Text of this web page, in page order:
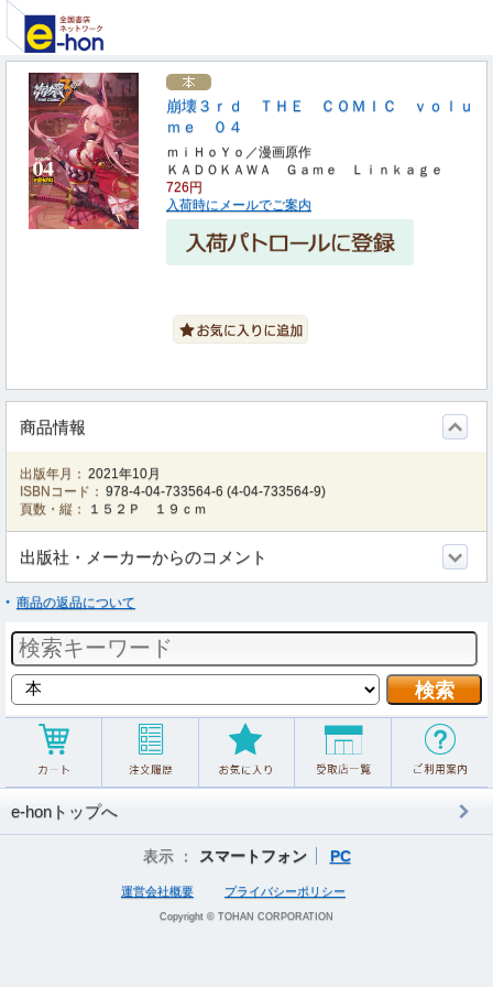
崩壊３ｒｄ ＴＨＥ ＣＯＭＩＣ ｖｏｌｕ
ｍｅ ０４
ｍｉＨｏＹｏ／漫画原作
ＫＡＤＯＫＡＷＡ Ｇａｍｅ Ｌｉｎｋａｇｅ
726円
入荷時にメールでご案内
商品情報
出版年月： 2021年10月
ISBNコード： 978-4-04-733564-6 (4-04-733564-9)
頁数・縦：
１５２Ｐ １９ｃｍ
出版社・メーカーからのコメント
商品の返品について
e-honトップへ
表示 ： スマートフォン PC
運営会社概要 プライバシーポリシー
Copyright © TOHAN CORPORATION